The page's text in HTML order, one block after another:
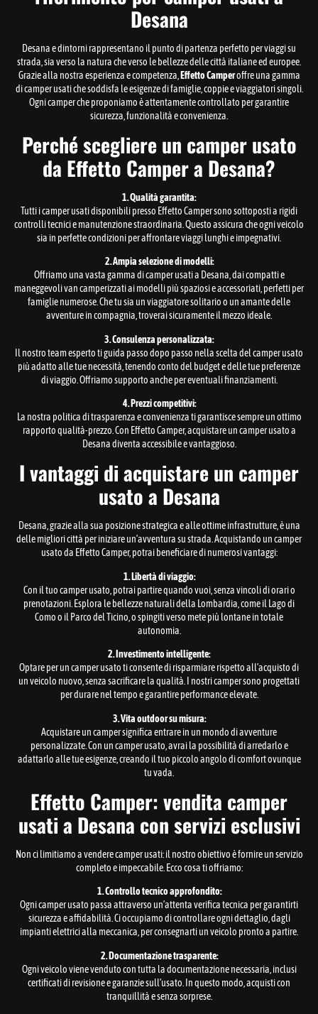
Desana
Desana e dintorni rappresentano il punto di partenza perfetto per viaggi su
strada, sia verso la natura che verso le bellezze delle città italiane ed europee.
Grazie alla nostra esperienza e competenza, Effetto Camperoffre una gamma
di camper usati che soddisfa le esigenze di famiglie, coppie e viaggiatori singoli.
Ogni camper che proponiamo è attentamente controllato per garantire
sicurezza, funzionalità e convenienza.
Perché scegliere un camper usato
da Effetto Camper a Desana?
1. Qualità garantita:
Tutti i camper usati disponibili presso Effetto Camper sono sottoposti a rigidi
controlli tecnici e manutenzione straordinaria. Questo assicura che ogni veicolo
sia in perfette condizioni per affrontare viaggi lunghi e impegnativi.
2. Ampia selezione di modelli:
Offriamo una vasta gamma di camper usati a Desana, dai compatti e
maneggevoli van camperizzati ai modelli più spaziosi e accessoriati, perfetti per
famiglie numerose. Che tu sia un viaggiatore solitario o un amante delle
avventure in compagnia, troverai sicuramente il mezzo ideale.
3. Consulenza personalizzata:
Il nostro team esperto ti guida passo dopo passo nella scelta del camper usato
più adatto alle tue necessità, tenendo conto del budget e delle tue preferenze
di viaggio. Offriamo supporto anche per eventuali finanziamenti.
4. Prezzi competitivi:
La nostra politica di trasparenza e convenienza ti garantisce sempre un ottimo
rapporto qualità-prezzo. Con Effetto Camper, acquistare un camper usato a
Desana diventa accessibile e vantaggioso.
I vantaggi di acquistare un camper
usato a Desana
Desana, grazie alla sua posizione strategica e alle ottime infrastrutture, è una
delle migliori città per iniziare un’avventura su strada. Acquistando un camper
usato da Effetto Camper, potrai beneficiare di numerosi vantaggi:
1. Libertà di viaggio:
Con il tuo camper usato, potrai partire quando vuoi, senza vincoli di orari o
prenotazioni. Esplora le bellezze naturali della Lombardia, come il Lago di
Como o il Parco del Ticino, o spingiti verso mete più lontane in totale
autonomia.
2. Investimento intelligente:
Optare per un camper usato ti consente di risparmiare rispetto all’acquisto di
un veicolo nuovo, senza sacrificare la qualità. I nostri camper sono progettati
per durare nel tempo e garantire performance elevate.
3. Vita outdoor su misura:
Acquistare un camper significa entrare in un mondo di avventure
personalizzate. Con un camper usato, avrai la possibilità di arredarlo e
adattarlo alle tue esigenze, creando il tuo piccolo angolo di comfort ovunque
tu vada.
Effetto Camper: vendita camper
usati a Desana con servizi esclusivi
Non ci limitiamo a vendere camper usati: il nostro obiettivo è fornire un servizio
completo e impeccabile. Ecco cosa ti offriamo:
1. Controllo tecnico approfondito:
Ogni camper usato passa attraverso un’attenta verifica tecnica per garantirti
sicurezza e affidabilità. Ci occupiamo di controllare ogni dettaglio, dagli
impianti elettrici alla meccanica, per consegnarti un veicolo pronto a partire.
2. Documentazione trasparente:
Ogni veicolo viene venduto con tutta la documentazione necessaria, inclusi
certificati di revisione e garanzie sull’usato. In questo modo, acquisti con
tranquillità e senza sorprese.